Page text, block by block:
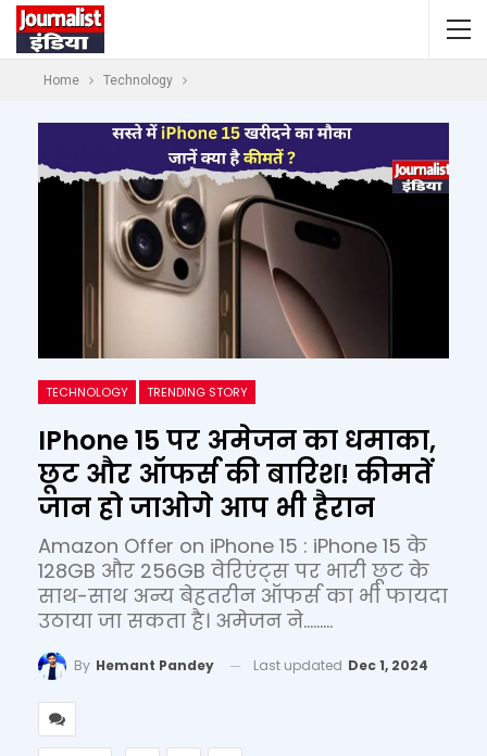
Home Technology
TECHNOLOGY TRENDING STORY
IPhone 15 पर अमेजन का धमाका,
छूट और ऑफर्स की बारिश! कीमतें
जान हो जाओगे आप भी हैरान
Amazon Offer on iPhone 15 : iPhone 15 के
128GB और 256GB वेरिएंट्स पर भारी छूट के
साथ-साथ अन्य बेहतरीन ऑफर्स का भी फायदा
उठाया जा सकता है। अमेजन ने.........
By Hemant Pandey Last updated Dec 1, 2024